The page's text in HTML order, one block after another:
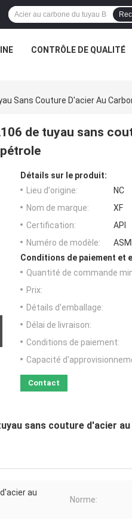
CONTRÔLE DE QUALITÉ
Sans Couture D'acier Au
de tuyau sans
Détails sur le produit:
Lieu d'origine:
NC
Nom de marque:
XF
Certification:
API
Numéro de modèle:
Conditions de paiement et
Quantité de commande
Prix:
Détails d'emballage:
Délai de livraison:
Conditions de paiement:
Capacité
Contact
sans couture d'acier
au
Norme: